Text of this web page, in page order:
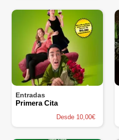
Entradas
Primera Cita
Desde 10,00€